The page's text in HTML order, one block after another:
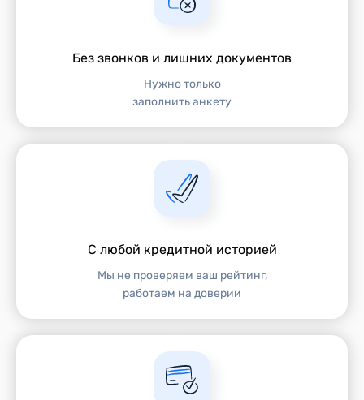
Без звонков и лишних документов
Нужно только
заполнить анкету
C любой кредитной историей
Мы не проверяем ваш рейтинг,
работаем на доверии